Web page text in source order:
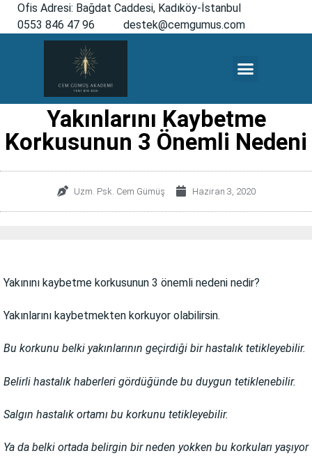
Ofis Adresi: Bağdat Caddesi, Kadıköy-İstanbul
0553 846 47 96
destek@cemgumus.com
Yakınlarını Kaybetme
Korkusunun 3 Önemli Nedeni
Uzm. Psk. Cem Gümüş Haziran 3, 2020
Yakınını kaybetme korkusunun 3 önemli nedeni nedir?
Yakınlarını kaybetmekten korkuyor olabilirsin.
Bu korkunu belki yakınlarının geçirdiği bir hastalık tetikleyebilir.
Belirli hastalık haberleri gördüğünde bu duygun tetiklenebilir.
Salgın hastalık ortamı bu korkunu tetikleyebilir.
Ya da belki ortada belirgin bir neden yokken bu korkuları yaşıyor